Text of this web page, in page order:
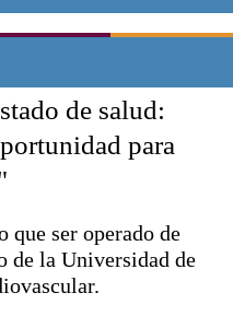
Alta
Olímpico
de salud:
para
que ser operado de
de la Universidad de